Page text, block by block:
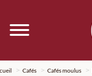
Cafés Cafés moulus